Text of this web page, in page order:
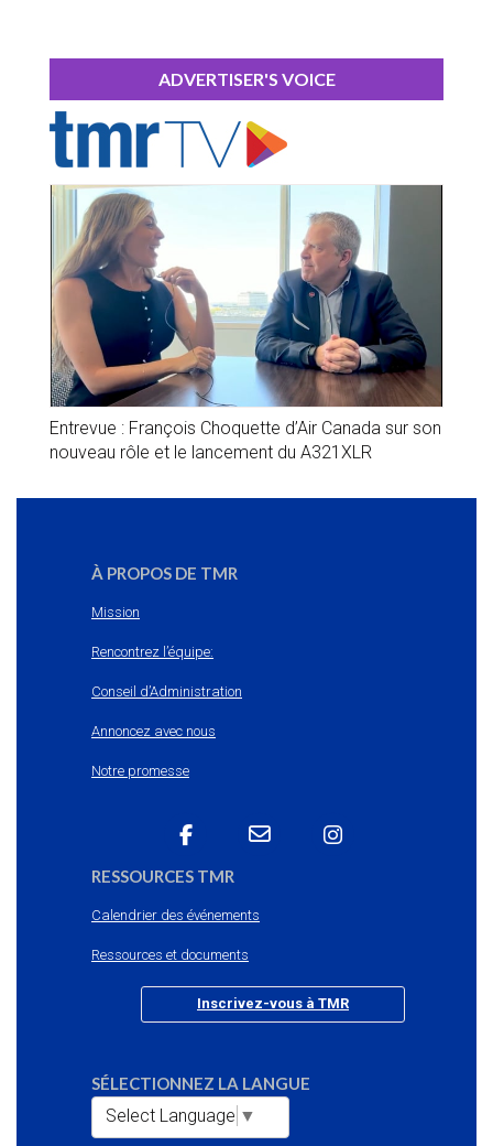
ADVERTISER'S VOICE
Entrevue : François Choquette d’Air Canada sur son
nouveau rôle et le lancement du A321XLR
À PROPOS DE TMR
Mission
Rencontrez l’équipe:
Conseil d’Administration
Annoncez avec nous
Notre promesse
RESSOURCES TMR
Calendrier des événements
Ressources et documents
Inscrivez-vous à TMR
SÉLECTIONNEZ LA LANGUE
Select Language ▼